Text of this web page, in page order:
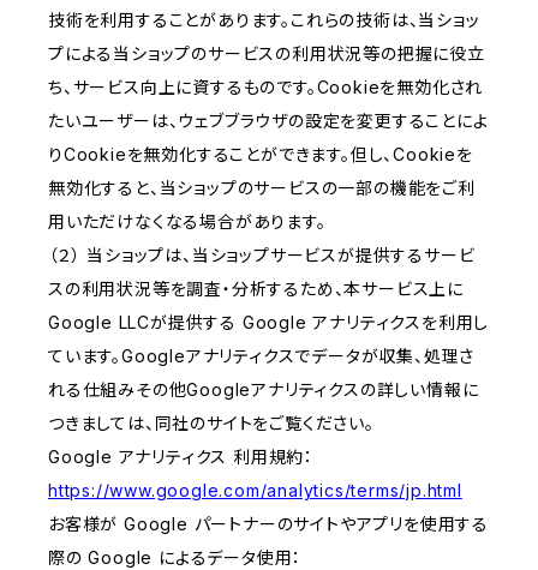
技術を利用することがあります。これらの技術は、当ショッ
プによる当ショップのサービスの利用状況等の把握に役立
ち、サービス向上に資するものです。Cookieを無効化され
たいユーザーは、ウェブブラウザの設定を変更することによ
りCookieを無効化することができます。但し、Cookieを
無効化すると、当ショップのサービスの一部の機能をご利
用いただけなくなる場合があります。
（２） 当ショップは、当ショップサービスが提供するサービ
スの利用状況等を調査・分析するため、本サービス上に
Google LLCが提供する Google アナリティクスを利用し
ています。Googleアナリティクスでデータが収集、処理さ
れる仕組みその他Googleアナリティクスの詳しい情報に
つきましては、同社のサイトをご覧ください。
Google アナリティクス 利用規約：
https://www.google.com/analytics/terms/jp.html
お客様が Google パートナーのサイトやアプリを使用する
際の Google によるデータ使用：